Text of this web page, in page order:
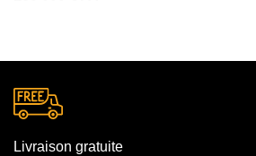
Livraison gratuite